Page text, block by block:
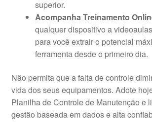
superior.
Acompanha Treinamento
qualquer dispositivo a
para você extrair o potencial
ferramenta desde o primeiro dia.
Não permita que a falta de controle
vida dos seus equipamentos. Adote
Planilha de Controle de Manutenção e
gestão baseada em dados e alta